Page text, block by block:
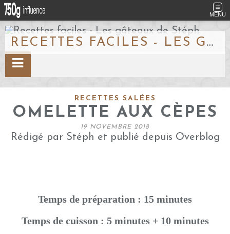
MENU
RECETTES FACILES - LES GÂTEAUX DE STÉPH
RECETTES SALÉES
OMELETTE AUX CÈPES
19 NOVEMBRE 2018
Rédigé par Stéph et publié depuis Overblog
Temps de préparation : 15 minutes
Temps de cuisson : 5 minutes + 10 minutes